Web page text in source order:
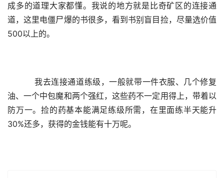
成多的道理大家都懂。我说的地方就是比奇矿区的连接通
道，这里电僵尸爆的书很多，看到书别盲目捡，尽量选价值
500以上的。
我去连接通道练级，一般就带一件衣服、几个修复
油、一个中包魔和两个强红，这些药不一定用得上，带着以
防万一。捡的药基本能满足练级所需，在里面练半天能升
30%还多，获得的金钱能有十万呢。